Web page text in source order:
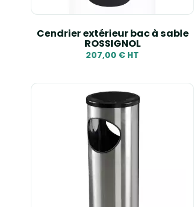
Cendrier extérieur bac à sable
ROSSIGNOL
207,00 € HT